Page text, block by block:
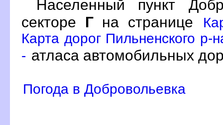
Населенный пункт
секторе Гна странице
Карта дорог Пильненского р-
- атласа автомобильных
Погода в Добровольевка